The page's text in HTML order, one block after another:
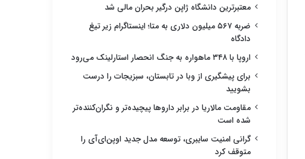
معتبرترین دانشگاه ژاپن درگیر بحران مالی شد
ضربه ۵۶۷ میلیون دلاری به متا؛ اینستاگرام زیر تیغ
دادگاه
اروپا با ۳۴۸ ماهواره به جنگ انحصار استارلینک می‌رود
برای پیشگیری از وبا در تابستان، سبزیجات را درست
بشویید
مقاومت مالاریا در برابر داروها پیچیده‌تر و نگران‌کننده‌تر
شده است
گرانی امنیت سایبری، توسعه مدل جدید اوپن‌ای‌آی را
متوقف کرد